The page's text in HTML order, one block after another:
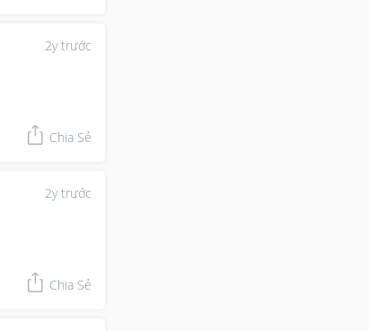
2y trước
Chia Sẻ
2y trước
Chia Sẻ